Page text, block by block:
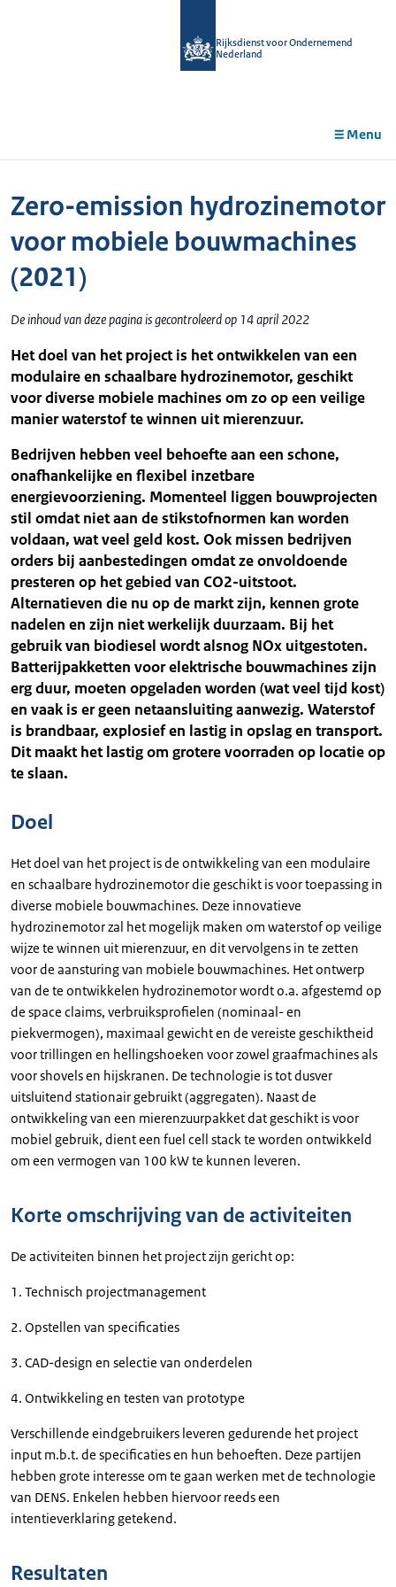
Rijksdienst voor Ondernemend
Nederland
Menu
Zero-emission hydrozinemotor
voor mobiele bouwmachines
(2021)
De inhoud van deze pagina is gecontroleerd op 14 april 2022
Het doel van het project is het ontwikkelen van een
modulaire en schaalbare hydrozinemotor, geschikt
voor diverse mobiele machines om zo op een veilige
manier waterstof te winnen uit mierenzuur.
Bedrijven hebben veel behoefte aan een schone,
onafhankelijke en flexibel inzetbare
energievoorziening. Momenteel liggen bouwprojecten
stil omdat niet aan de stikstofnormen kan worden
voldaan, wat veel geld kost. Ook missen bedrijven
orders bij aanbestedingen omdat ze onvoldoende
presteren op het gebied van CO2-uitstoot.
Alternatieven die nu op de markt zijn, kennen grote
nadelen en zijn niet werkelijk duurzaam. Bij het
gebruik van biodiesel wordt alsnog NOx uitgestoten.
Batterijpakketten voor elektrische bouwmachines zijn
erg duur, moeten opgeladen worden (wat veel tijd kost)
en vaak is er geen netaansluiting aanwezig. Waterstof
is brandbaar, explosief en lastig in opslag en transport.
Dit maakt het lastig om grotere voorraden op locatie op
te slaan.
Doel
Het doel van het project is de ontwikkeling van een modulaire
en schaalbare hydrozinemotor die geschikt is voor toepassing in
diverse mobiele bouwmachines. Deze innovatieve
hydrozinemotor zal het mogelijk maken om waterstof op veilige
wijze te winnen uit mierenzuur, en dit vervolgens in te zetten
voor de aansturing van mobiele bouwmachines. Het ontwerp
van de te ontwikkelen hydrozinemotor wordt o.a. afgestemd op
de space claims, verbruiksprofielen (nominaal- en
piekvermogen), maximaal gewicht en de vereiste geschiktheid
voor trillingen en hellingshoeken voor zowel graafmachines als
voor shovels en hijskranen. De technologie is tot dusver
uitsluitend stationair gebruikt (aggregaten). Naast de
ontwikkeling van een mierenzuurpakket dat geschikt is voor
mobiel gebruik, dient een fuel cell stack te worden ontwikkeld
om een vermogen van 100 kW te kunnen leveren.
Korte omschrijving van de activiteiten
De activiteiten binnen het project zijn gericht op:
1. Technisch projectmanagement
2. Opstellen van specificaties
3. CAD-design en selectie van onderdelen
4. Ontwikkeling en testen van prototype
Verschillende eindgebruikers leveren gedurende het project
input m.b.t. de specificaties en hun behoeften. Deze partijen
hebben grote interesse om te gaan werken met de technologie
van DENS. Enkelen hebben hiervoor reeds een
intentieverklaring getekend.
Resultaten